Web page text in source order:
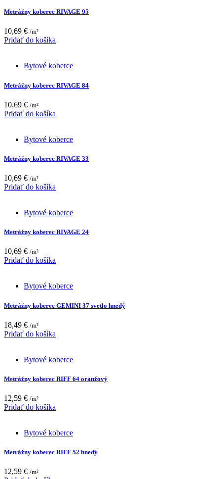
Metrážny koberec RIVAGE 95
10,69 € /m²
Pridať do košíka
Bytové koberce
Metrážny koberec RIVAGE 84
10,69 € /m²
Pridať do košíka
Bytové koberce
Metrážny koberec RIVAGE 33
10,69 € /m²
Pridať do košíka
Bytové koberce
Metrážny koberec RIVAGE 24
10,69 € /m²
Pridať do košíka
Bytové koberce
Metrážny koberec GEMINI 37 svetlo hnedý
18,49 € /m²
Pridať do košíka
Bytové koberce
Metrážny koberec RIFF 64 oranžový
12,59 € /m²
Pridať do košíka
Bytové koberce
Metrážny koberec RIFF 52 hnedý
12,59 € /m²